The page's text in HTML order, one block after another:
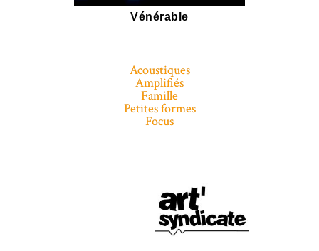
Acoustiques
Amplifiés
Famille
Petites formes
Focus
Vénérable